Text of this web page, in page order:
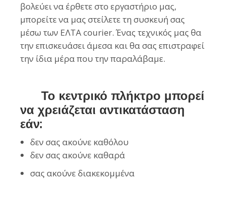
βολεύει να έρθετε στο εργαστήριο μας,
μπορείτε να μας στείλετε τη συσκευή σας
μέσω των ΕΛΤΑ courier. Ένας τεχνικός μας θα
την επισκευάσει άμεσα και θα σας επιστραφεί
την ίδια μέρα που την παραλάβαμε.
Το κεντρικό πλήκτρο μπορεί
να χρειάζεται αντικατάσταση
εάν:
δεν σας ακούνε καθόλου
δεν σας ακούνε καθαρά
σας ακούνε διακεκομμένα